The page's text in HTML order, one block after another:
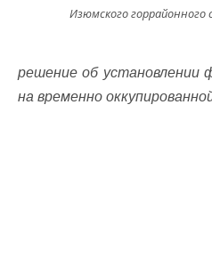
Изюмского горрайонного
решение об установлении
на временно